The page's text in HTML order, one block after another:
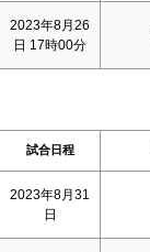
2023年8月26
日 17時00分
試合日程
2023年8月31
日